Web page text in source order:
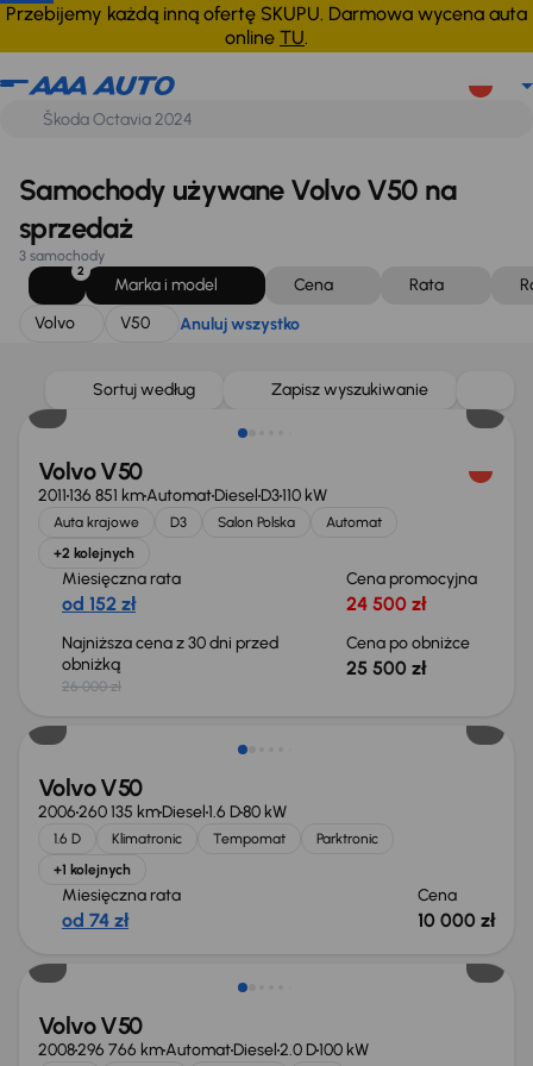
Przebijemy każdą inną ofertę SKUPU. Darmowa wycena auta
online TU.
Volvo V50 Anuluj wszystko
Samochody używane Volvo V50 na
sprzedaż
3 samochody
2
Marka i model Cena Rata
Volvo
V50 Anuluj wszystko
Sortuj według Zapisz wyszukiwanie
Taniej o 500 zł
Volvo V50
2011136 851 kmAutomatDiesel D3110 kW
Auta krajowe D3 Salon Polska
Automat
+2 kolejnych
Miesięczna rata
od 152 zł
Cena promocyjna
24 500 zł
Najniższa cena z 30 dni przed
obniżką
26 000 zł
Cena po obniżce
25 500 zł
Volvo V50
2006260 135 kmDiesel1.6 D80 kW
1.6 D Klimatronic Tempomat
Parktronic
+1 kolejnych
Miesięczna rata
od 74 zł
Cena
10 000 zł
Volvo V50
2008296 766 kmAutomatDiesel2.0 D100 kW